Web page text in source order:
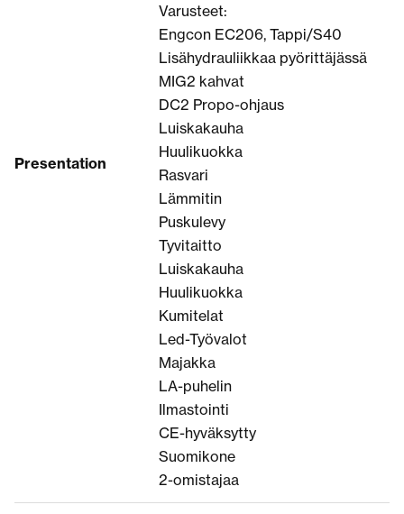
Presentation
Varusteet:
Engcon EC206, Tappi/S40
Lisähydrauliikkaa pyörittäjässä
MIG2 kahvat
DC2 Propo-ohjaus
Luiskakauha
Huulikuokka
Rasvari
Lämmitin
Puskulevy
Tyvitaitto
Luiskakauha
Huulikuokka
Kumitelat
Led-Työvalot
Majakka
LA-puhelin
Ilmastointi
CE-hyväksytty
Suomikone
2-omistajaa